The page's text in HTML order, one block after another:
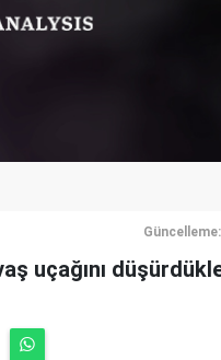
Güncelleme:
uçağını